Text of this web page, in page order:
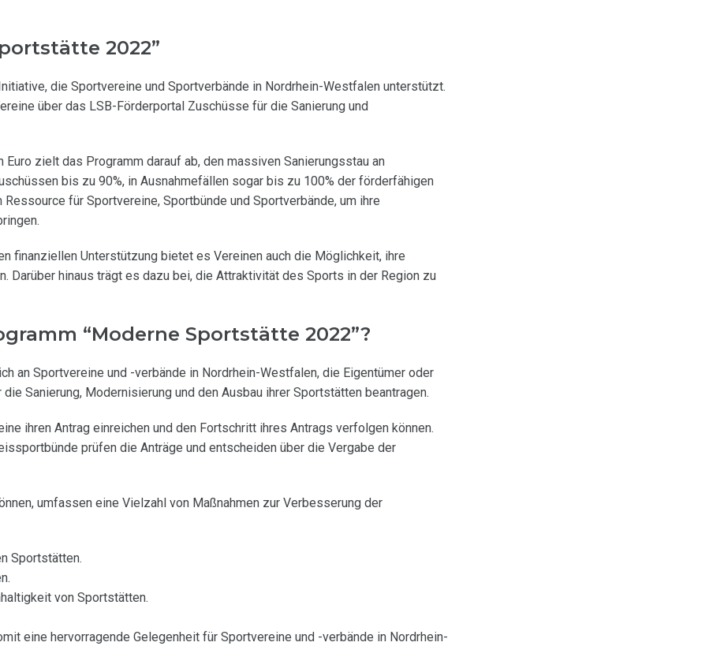
2022”
die Sportvereine und Sportverbände in Nordrhein-Westfalen unterstützt.
über das LSB-Förderportal Zuschüsse für die Sanierung und
zielt das Programm darauf ab, den massiven Sanierungsstau an
bis zu 90%, in Ausnahmefällen sogar bis zu 100% der förderfähigen
für Sportvereine, Sportbünde und Sportverbände, um ihre
finanziellen Unterstützung bietet es Vereinen auch die Möglichkeit, ihre
Darüber hinaus trägt es dazu bei, die Attraktivität des Sports in der Region zu
“Moderne Sportstätte 2022”?
an Sportvereine und -verbände in Nordrhein-Westfalen, die Eigentümer oder
Sanierung, Modernisierung und den Ausbau ihrer Sportstätten beantragen.
ihren Antrag einreichen und den Fortschritt ihres Antrags verfolgen können.
prüfen die Anträge und entscheiden über die Vergabe der
umfassen eine Vielzahl von Maßnahmen zur Verbesserung der
Sportstätten.
von Sportstätten.
eine hervorragende Gelegenheit für Sportvereine und -verbände in Nordrhein-